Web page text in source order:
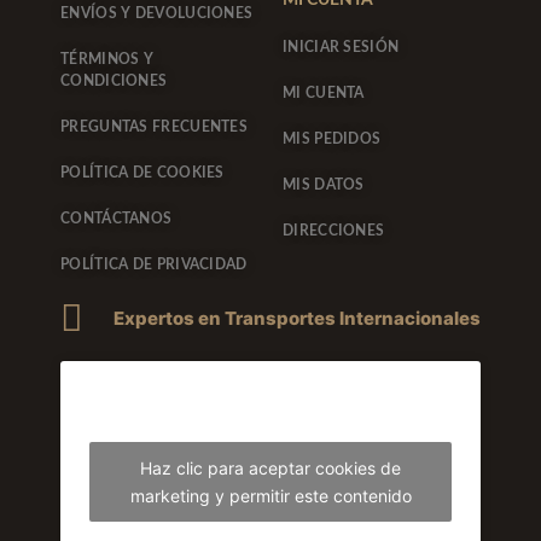
r
a
o
o
k
-
ENVÍOS Y DEVOLUCIONES
TÉRMINOS Y
CONDICIONES
PREGUNTAS FRECUENTES
POLÍTICA DE COOKIES
CONTÁCTANOS
POLÍTICA DE PRIVACIDAD
INICIAR SESIÓN
MI CUENTA
MIS PEDIDOS
MIS DATOS
DIRECCIONES
Expertos en Transportes Internacionales
Haz clic para aceptar cookies de
marketing y permitir este contenido